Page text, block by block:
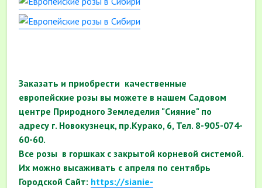
Заказать и приобрести качественные
европейские розы вы можете в нашем Садовом
центре Природного Земледелия "Сияние" по
адресу г. Новокузнецк, пр.Курако, 6, Тел. 8-905-074-
60-60.
Все розы в горшках с закрытой корневой системой.
Их можно высаживать с апреля по сентябрь
Городской Сайт: https://sianie-